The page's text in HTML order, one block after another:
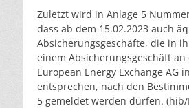
Zuletzt wird in Anlage 5
dass ab dem 15.02.2023 auch
Absicherungsgeschäfte, die in
einem Absicherungsgeschäft an
European Energy Exchange AG
entsprechen, nach den
5 gemeldet werden dürfen. (hib/